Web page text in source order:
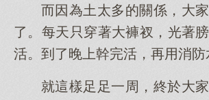
而因為土太多的關係，大
了。每天只穿著大褲衩，光著
活。到了晚上幹完活，再用消防
就這樣足足一周，終於大